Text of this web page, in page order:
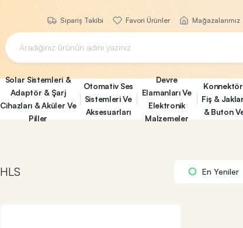
Sipariş Takibi Favori Ürünler Mağazalarımız
Solar Sistemleri &
Adaptör & Şarj
Cihazları & Aküler Ve
Piller
Otomativ Ses
Sistemleri Ve
Aksesuarları
Devre
Elamanları Ve
Elektronik
Malzemeler
Fiş &
& Buton
En Yeniler
HLS